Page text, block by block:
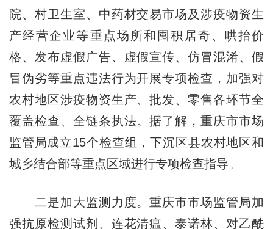
院、村卫生室、中药材交易市场及涉疫物资生
产经营企业等重点场所和囤积居奇、哄抬价
格、发布虚假广告、虚假宣传、仿冒混淆、假
冒伪劣等重点违法行为开展专项检查，加强对
农村地区涉疫物资生产、批发、零售各环节全
覆盖检查、全链条执法。据了解，重庆市市场
监管局成立15个检查组，下沉区县农村地区和
城乡结合部等重点区域进行专项检查指导。
二是加大监测力度。重庆市市场监管局加
强抗原检测试剂、连花清瘟、泰诺林、对乙酰